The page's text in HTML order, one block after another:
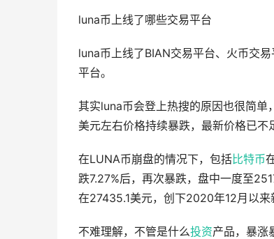
luna币上线了哪些交易平台
luna币上线了BIAN交易平台、火币交
平台。
其实luna币会登上热搜的原因也很简单
美元左右价格持续暴跌，最新价格已
在LUNA币崩盘的情况下，包括比特币
跌7.27%后，再次暴跌，盘中一度至
在27435.1美元，创下2020年12月以来
不难理解，不管是什么投资产品，暴涨